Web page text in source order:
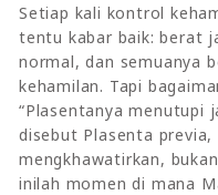
Setiap kali kontrol
tentu kabar baik: berat
normal, dan semuanya
kehamilan. Tapi
“Plasentanya menutupi
disebut Plasenta
mengkhawatirkan,
inilah momen di mana